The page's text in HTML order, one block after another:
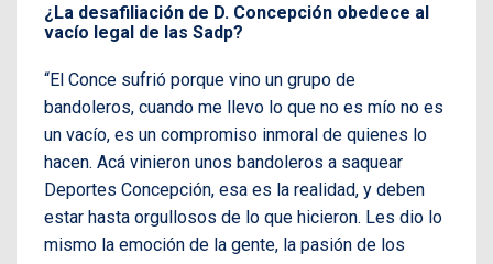
¿La desafiliación de D. Concepción obedece al
vacío legal de las Sadp?
“El Conce sufrió porque vino un grupo de
bandoleros, cuando me llevo lo que no es mío no es
un vacío, es un compromiso inmoral de quienes lo
hacen. Acá vinieron unos bandoleros a saquear
Deportes Concepción, esa es la realidad, y deben
estar hasta orgullosos de lo que hicieron. Les dio lo
mismo la emoción de la gente, la pasión de los